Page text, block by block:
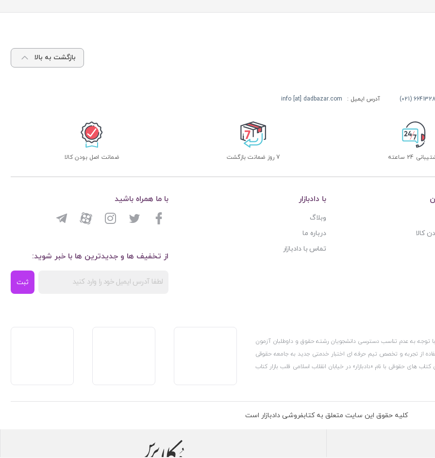
بازگشت به بالا
آدرس ایمیل : info [at] dadbazar.com
24 ساعته 7 روز ضمانت بازگشت ضمانت اصل بودن کالا
کالا
با دادبازار
وبلاگ
درباره ما
تماس با دادبازار
از تخفیف ها و جدیدترین ها با خبر شوید:
ثبت
با ما همراه باشید
توجه به عدم تناسب دسترسی دانشجویان رشته حقوق و داوطلبان آزمون
از تجربه و تخصص تیم حرفه ای اختبار خدمتی جدید به جامعه حقوقی
های حقوقی با نام «دادبازار» در خیابان انقلاب اسلامی قلب بازار کتاب
وزارت صنعت، معدن و تجارت، نشان ملی ثبت رسانه های دیجیتال از
تلفیق آن با شناخت کامل نیازهای جامعه حقوقی کشور راه اندازی کردیم تا
کلیه حقوق این سایت متعلق به کتابفروشی دادبازار است